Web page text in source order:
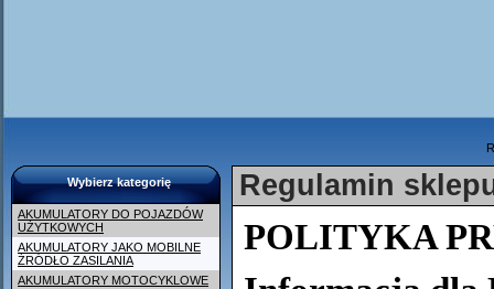
Wybierz kategorię
AKUMULATORY DO POJAZDÓW
UŻYTKOWYCH
AKUMULATORY JAKO MOBILNE
ŹRÓDŁO ZASILANIA
AKUMULATORY MOTOCYKLOWE
Regulamin
POLITYKA